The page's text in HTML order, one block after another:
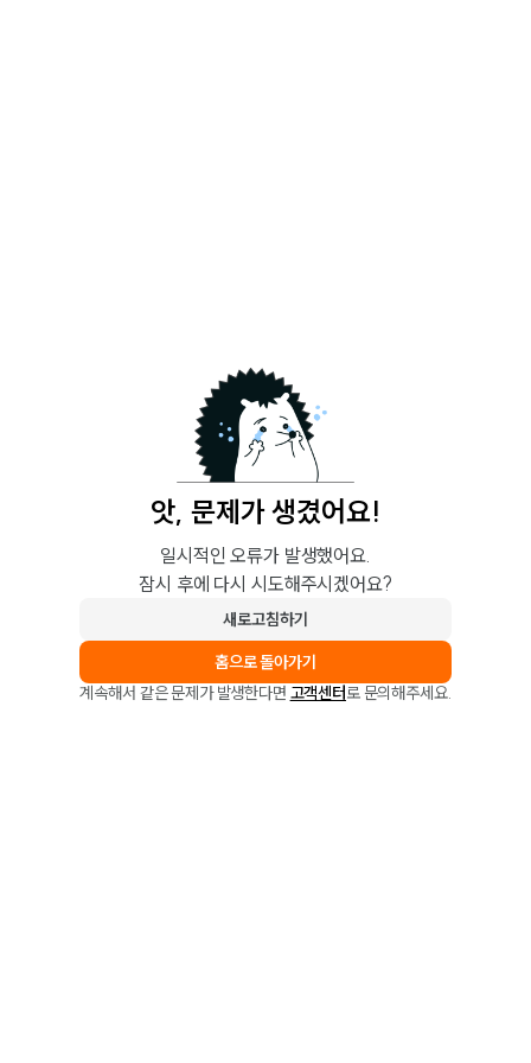
앗, 문제가 생겼어요!
일시적인 오류가 발생했어요.
잠시 후에 다시 시도해주시겠어요?
새로고침하기
홈으로 돌아가기
계속해서 같은 문제가 발생한다면 고객센터로 문의해주세요.